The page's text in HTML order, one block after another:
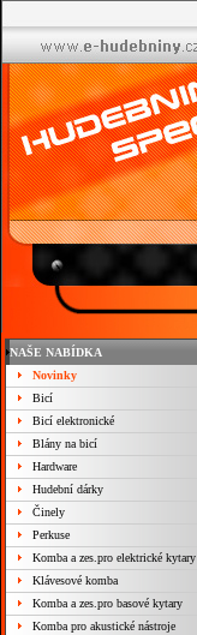
NAŠE NABÍDKA
Novinky
Bicí
Bicí elektronické
Blány na bicí
Hardware
Hudební dárky
Činely
Perkuse
Komba a zes.pro elektrické kytary
Klávesové komba
Komba a zes.pro basové kytary
Komba pro akustické nástroje